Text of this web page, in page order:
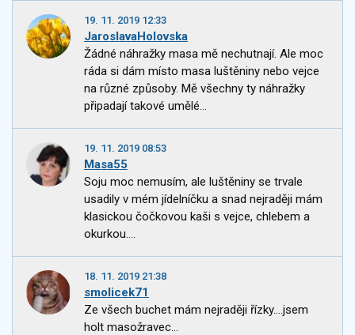
19. 11. 2019 12:33
JaroslavaHolovska
Žádné náhražky masa mě nechutnají. Ale moc
ráda si dám místo masa luštěniny nebo vejce
na různé způsoby. Mě všechny ty náhražky
připadají takové umělé...
19. 11. 2019 08:53
Masa55
Soju moc nemusím, ale luštěniny se trvale
usadily v mém jídelníčku a snad nejraději mám
klasickou čočkovou kaši s vejce, chlebem a
okurkou....
18. 11. 2019 21:38
smolicek71
Ze všech buchet mám nejraději řízky....jsem
holt masožravec...